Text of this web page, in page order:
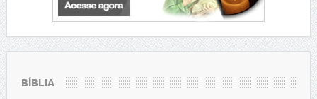
BÍBLIA